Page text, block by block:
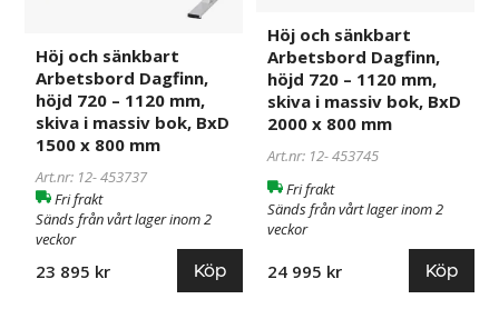
1120
mm,
skiva
massiv
bok,
BxD
Höj och sänkbart
Arbetsbord Dagfinn,
höjd 720 – 1120 mm,
skiva i massiv bok, BxD
1500 x 800 mm
Art.nr: 12-453737
Fri frakt
Sänds från vårt lager inom 2
veckor
23 895 kr Köp
720
1120
mm,
skiva
massiv
bok,
BxD
Höj och sänkbart
Arbetsbord Dagfinn,
höjd 720 – 1120 mm,
skiva i massiv bok, BxD
2000 x 800 mm
Art.nr: 12-453745
Fri frakt
Sänds från vårt lager inom 2
veckor
24 995 kr Köp